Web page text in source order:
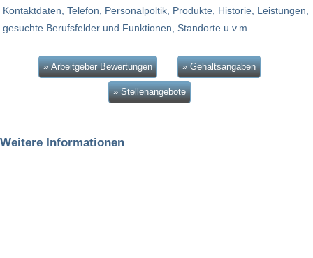
Kontaktdaten, Telefon, Personalpoltik, Produkte, Historie, Leistungen,
gesuchte Berufsfelder und Funktionen, Standorte u.v.m.
» Arbeitgeber Bewertungen » Gehaltsangaben
» Stellenangebote
Weitere Informationen